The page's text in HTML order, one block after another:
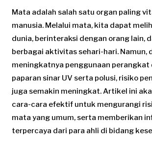
Mata adalah salah satu organ paling
manusia. Melalui mata, kita dapat
dunia, berinteraksi dengan orang lain,
berbagai aktivitas sehari-hari. Namun,
meningkatnya penggunaan perangkat
paparan sinar UV serta polusi, risiko
juga semakin meningkat. Artikel ini
cara-cara efektif untuk mengurangi
mata yang umum, serta memberikan
terpercaya dari para ahli di bidang